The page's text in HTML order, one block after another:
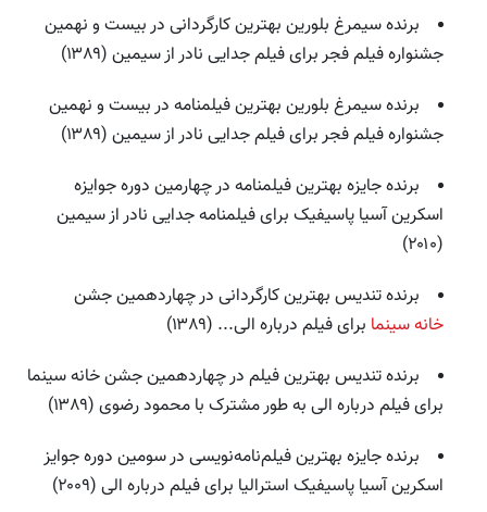
برنده سیمرغ بلورین بهترین کارگردانی در بیست و نهمین
جشنواره فیلم فجر برای فیلم جدایی نادر از سیمین (۱۳۸۹)
برنده سیمرغ بلورین بهترین فیلمنامه در بیست و نهمین
جشنواره فیلم فجر برای فیلم جدایی نادر از سیمین (۱۳۸۹)
برنده جایزه بهترین فیلمنامه در چهارمین دوره جوایزه
اسکرین آسیا پاسیفیک برای فیلمنامه جدایی نادر از سیمین
(۲۰۱۰)
برنده تندیس بهترین کارگردانی در چهاردهمین جشن
خانه سینما برای فیلم درباره الی... (۱۳۸۹)
برنده تندیس بهترین فیلم در چهاردهمین جشن خانه سینما
برای فیلم درباره الی به طور مشترک با محمود رضوی (۱۳۸۹)
برنده جایزه بهترین فیلم‌نامه‌نویسی در سومین دوره جوایز
اسکرین آسیا پاسیفیک استرالیا برای فیلم درباره الی (۲۰۰۹)